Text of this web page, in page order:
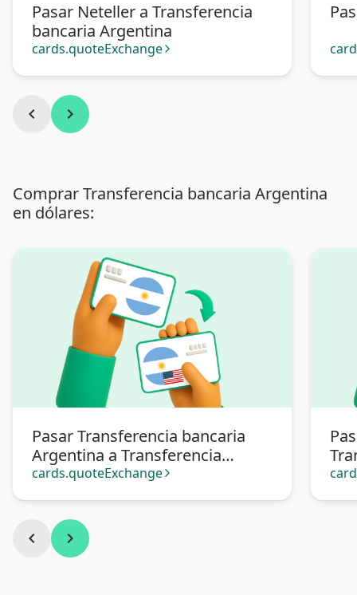
Pasar Neteller a Transferencia
bancaria Argentina
cards.quoteExchange arrow_forward_ios
chevron_left chevron_right
Comprar Transferencia bancaria Argentina
en dólares:
Pasar Transferencia bancaria
Argentina a Transferencia
bancaria Argentina en dólares
cards.quoteExchange arrow_forward_ios
chevron_left chevron_right